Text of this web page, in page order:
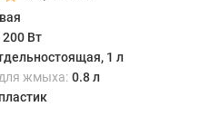
200 Вт
1 л
жмыха: 0.8 л
пластик